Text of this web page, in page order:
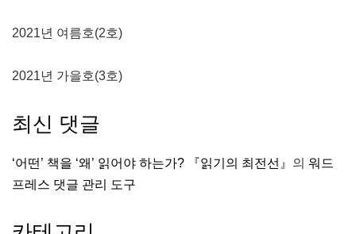
2021년 여름호(2호)
2021년 가을호(3호)
최신 댓글
‘어떤’ 책을 ‘왜’ 읽어야 하는가? 『읽기의 최전선』 의 워드
프레스 댓글 관리 도구